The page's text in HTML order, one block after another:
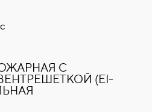
С
(EI-